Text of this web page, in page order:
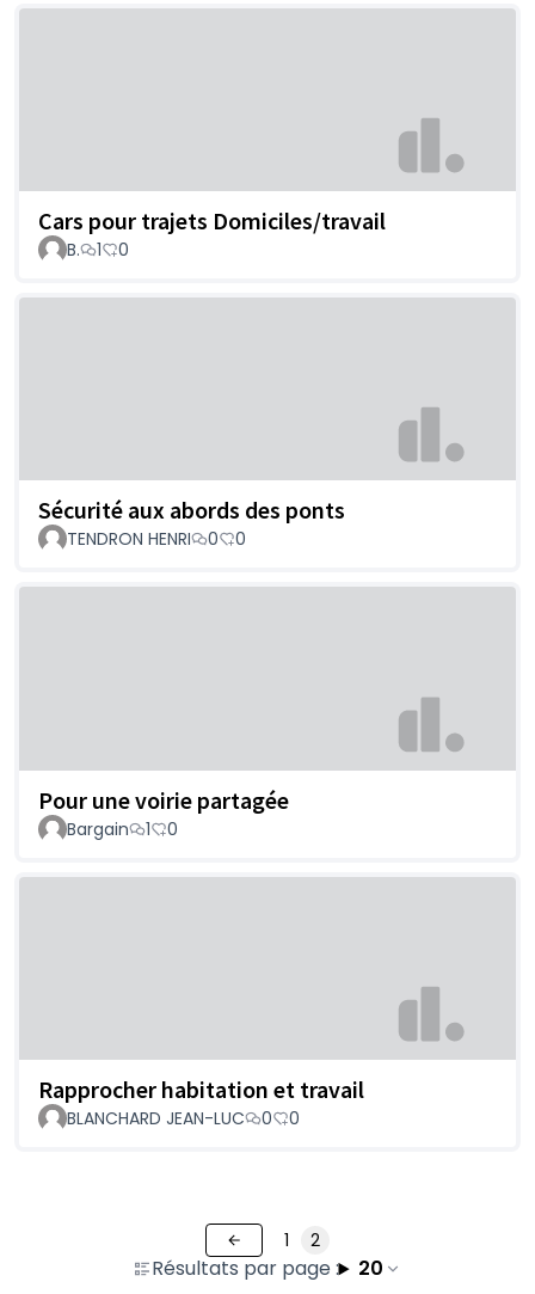
Cars pour trajets Domiciles/travail
B. 1 0
Sécurité aux abords des ponts
TENDRON HENRI 0 0
Pour une voirie partagée
Bargain 1 0
Rapprocher habitation et travail
BLANCHARD JEAN-LUC 0 0
Résultats par page : 20
1 2